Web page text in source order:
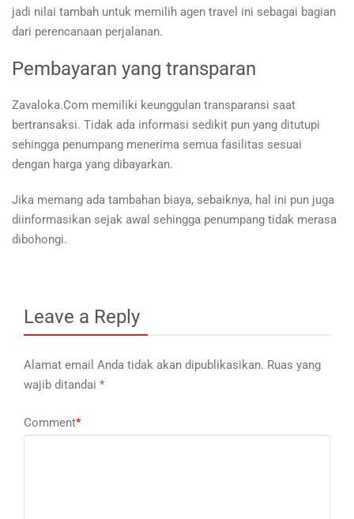
jadi nilai tambah untuk memilih agen travel ini sebagai bagian
dari perencanaan perjalanan.
Pembayaran yang transparan
Zavaloka.Com memiliki keunggulan transparansi saat
bertransaksi. Tidak ada informasi sedikit pun yang ditutupi
sehingga penumpang menerima semua fasilitas sesuai
dengan harga yang dibayarkan.
Jika memang ada tambahan biaya, sebaiknya, hal ini pun juga
diinformasikan sejak awal sehingga penumpang tidak merasa
dibohongi.
Leave a Reply
Alamat email Anda tidak akan dipublikasikan. Ruas yang
wajib ditandai *
Comment*